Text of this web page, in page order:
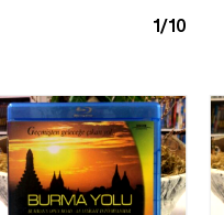
1/10